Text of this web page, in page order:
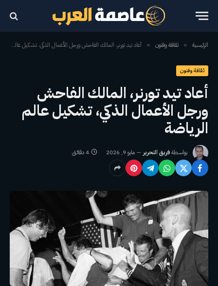
الرئيسية » ثقافة وفنون » أعاد تيد تورنر، المالك الفاحش ورجل الأعمال الذكي، تشكيل عالم الرياضة
ثقافة وفنون
أعاد تيد تورنر، المالك الفاحش
ورجل الأعمال الذكي، تشكيل عالم
الرياضة
بواسطةفريق التحرير مايو 9, 2026 4 دقائق